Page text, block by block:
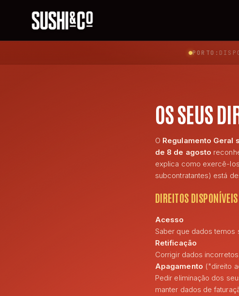
PORTO:
OS SEUS
O Regulamento Geral
de 8 de agosto
explica como exercê-
subcontratantes) está
DIREITOS DISPONÍVEIS
Acesso
Saber que dados temos
Retificação
Corrigir dados
Apagamento ("direito
Pedir eliminação dos
manter dados de